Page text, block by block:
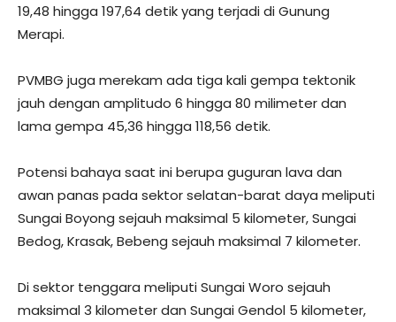
19,48 hingga 197,64 detik yang terjadi di Gunung
Merapi.
PVMBG juga merekam ada tiga kali gempa tektonik
jauh dengan amplitudo 6 hingga 80 milimeter dan
lama gempa 45,36 hingga 118,56 detik.
Potensi bahaya saat ini berupa guguran lava dan
awan panas pada sektor selatan-barat daya meliputi
Sungai Boyong sejauh maksimal 5 kilometer, Sungai
Bedog, Krasak, Bebeng sejauh maksimal 7 kilometer.
Di sektor tenggara meliputi Sungai Woro sejauh
maksimal 3 kilometer dan Sungai Gendol 5 kilometer,